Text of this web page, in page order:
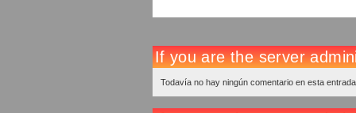
Todavía no hay ningún comentario en esta